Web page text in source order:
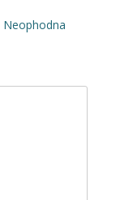
Neophodna